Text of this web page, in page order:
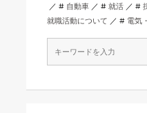
自動車
就活
就職活動について
電気